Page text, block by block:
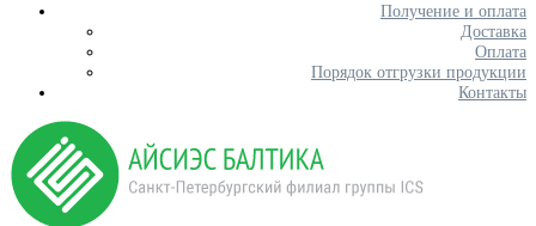
Получение и оплата
Доставка
Оплата
Порядок отгрузки продукции
Контакты